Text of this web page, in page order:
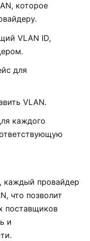
которое
VLAN ID,
для
VLAN.
каждого
каждый провайдер
что позволит
поставщиков
и